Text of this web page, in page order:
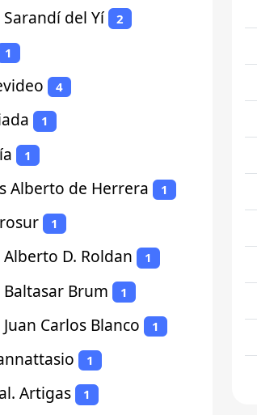
Sarandí del Yí 2
1
4
1
1
Alberto de Herrera 1
1
Alberto D. Roldan 1
Baltasar Brum 1
Juan Carlos Blanco 1
1
Artigas 1